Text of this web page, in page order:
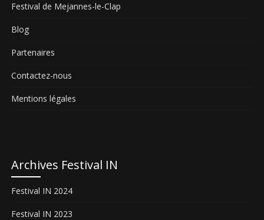
Festival de Mejannes-le-Clap
Blog
Partenaires
Contactez-nous
Mentions légales
Archives Festival IN
Festival IN 2024
Festival IN 2023